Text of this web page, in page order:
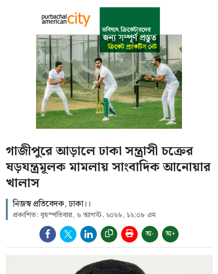
গাজীপুরে আড়ালে ঢাকা সন্ত্রাসী চক্রের
ষড়যন্ত্রমূলক মামলায় সাংবাদিক আনোয়ার
খালাস
নিজস্ব প্রতিবেদক, ঢাকা।।
প্রকাশিত: বৃহস্পতিবার, ৬ আগস্ট, ২০২৬, ১২:০৮ এম
অ- অ+